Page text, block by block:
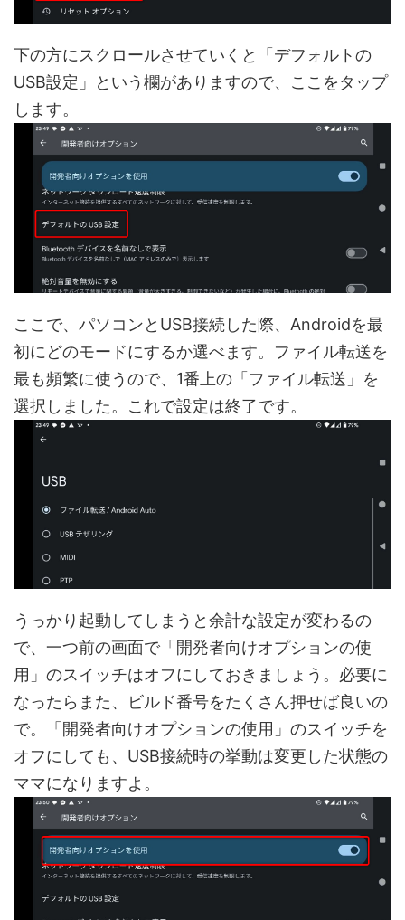
下の方にスクロールさせていくと「デフォルトの
USB設定」という欄がありますので、ここをタップ
します。
ここで、パソコンとUSB接続した際、Androidを最
初にどのモードにするか選べます。ファイル転送を
最も頻繁に使うので、1番上の「ファイル転送」を
選択しました。これで設定は終了です。
うっかり起動してしまうと余計な設定が変わるの
で、一つ前の画面で「開発者向けオプションの使
用」のスイッチはオフにしておきましょう。必要に
なったらまた、ビルド番号をたくさん押せば良いの
で。「開発者向けオプションの使用」のスイッチを
オフにしても、USB接続時の挙動は変更した状態の
ママになりますよ。